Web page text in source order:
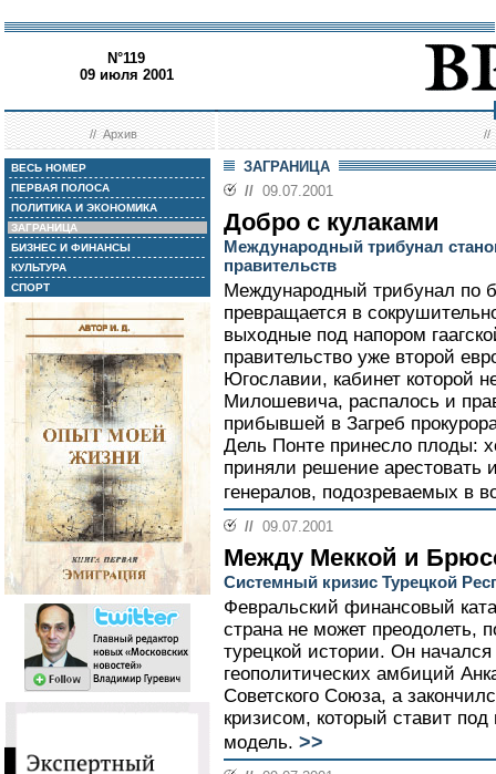
N°119
09 июля 2001
//Архив //
ВЕСЬ НОМЕР
ПЕРВАЯ ПОЛОСА
ПОЛИТИКА И ЭКОНОМИКА
ЗАГРАНИЦА
БИЗНЕС И ФИНАНСЫ
КУЛЬТУРА
СПОРТ
ЗАГРАНИЦА
// 09.07.2001
Добро с кулаками
Международный трибунал
правительств
Международный трибунал
превращается в
выходные под напором
правительство уже второй
Югославии, кабинет которой
Милошевича, распалось и
прибывшей в Загреб
Дель Понте принесло плоды:
приняли решение
генералов, подозреваемых в
// 09.07.2001
Между Меккой и
Системный кризис Турецкой
Февральский финансовый
страна не может преодолеть,
турецкой истории. Он
геополитических амбиций
Советского Союза, а
кризисом, который ставит
модель. >>